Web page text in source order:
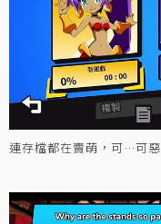
連存檔都在賣萌，可…可惡